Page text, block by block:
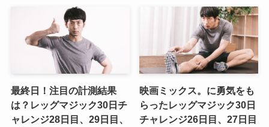
最終日！注目の計測結果
は？レッグマジック30日チ
ャレンジ28日目、29日目、
映画ミックス。に勇気をも
らったレッグマジック30日
チャレンジ26日目、27日目